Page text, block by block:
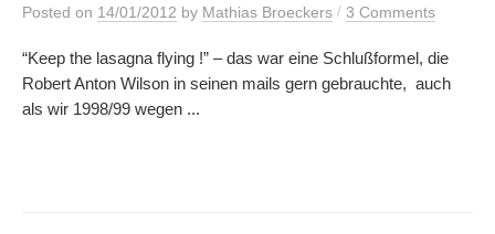
Posted on 14/01/2012 by Mathias Broeckers / 3 Comments
“Keep the lasagna flying !” – das war eine Schlußformel, die
Robert Anton Wilson in seinen mails gern gebrauchte, auch
als wir 1998/99 wegen ...